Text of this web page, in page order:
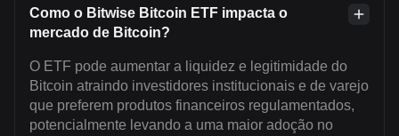
Como o Bitwise Bitcoin ETF impacta o
mercado de Bitcoin?
O ETF pode aumentar a liquidez e legitimidade do
Bitcoin atraindo investidores institucionais e de varejo
que preferem produtos financeiros regulamentados,
potencialmente levando a uma maior adoção no